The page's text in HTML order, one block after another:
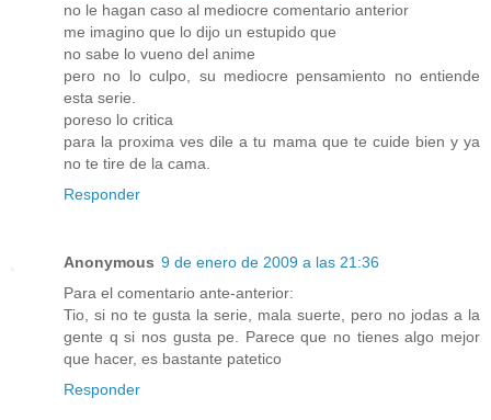
no le hagan caso al mediocre comentario anterior
me imagino que lo dijo un estupido que
no sabe lo vueno del anime
pero no lo culpo, su mediocre pensamiento no entiende
esta serie.
poreso lo critica
para la proxima ves dile a tu mama que te cuide bien y ya
no te tire de la cama.
Responder
Anonymous 9 de enero de 2009 a las 21:36
Para el comentario ante-anterior:
Tio, si no te gusta la serie, mala suerte, pero no jodas a la
gente q si nos gusta pe. Parece que no tienes algo mejor
que hacer, es bastante patetico
Responder